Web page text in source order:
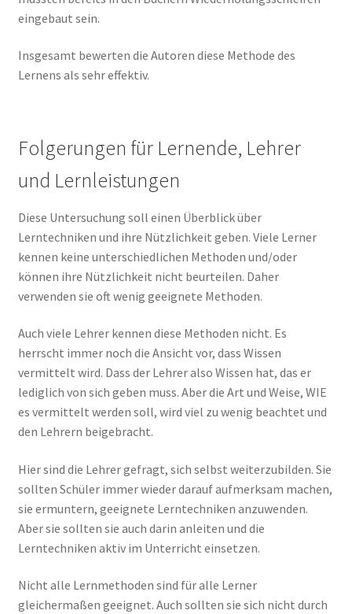
eingebaut sein.
Insgesamt bewerten die Autoren diese Methode des
Lernens als sehr effektiv.
Folgerungen für Lernende, Lehrer
und Lernleistungen
Diese Untersuchung soll einen Überblick über
Lerntechniken und ihre Nützlichkeit geben. Viele Lerner
kennen keine unterschiedlichen Methoden und/oder
können ihre Nützlichkeit nicht beurteilen. Daher
verwenden sie oft wenig geeignete Methoden.
Auch viele Lehrer kennen diese Methoden nicht. Es
herrscht immer noch die Ansicht vor, dass Wissen
vermittelt wird. Dass der Lehrer also Wissen hat, das er
lediglich von sich geben muss. Aber die Art und Weise, WIE
es vermittelt werden soll, wird viel zu wenig beachtet und
den Lehrern beigebracht.
Hier sind die Lehrer gefragt, sich selbst weiterzubilden. Sie
sollten Schüler immer wieder darauf aufmerksam machen,
sie ermuntern, geeignete Lerntechniken anzuwenden.
Aber sie sollten sie auch darin anleiten und die
Lerntechniken aktiv im Unterricht einsetzen.
Nicht alle Lernmethoden sind für alle Lerner
gleichermaßen geeignet. Auch sollten sie sich nicht durch